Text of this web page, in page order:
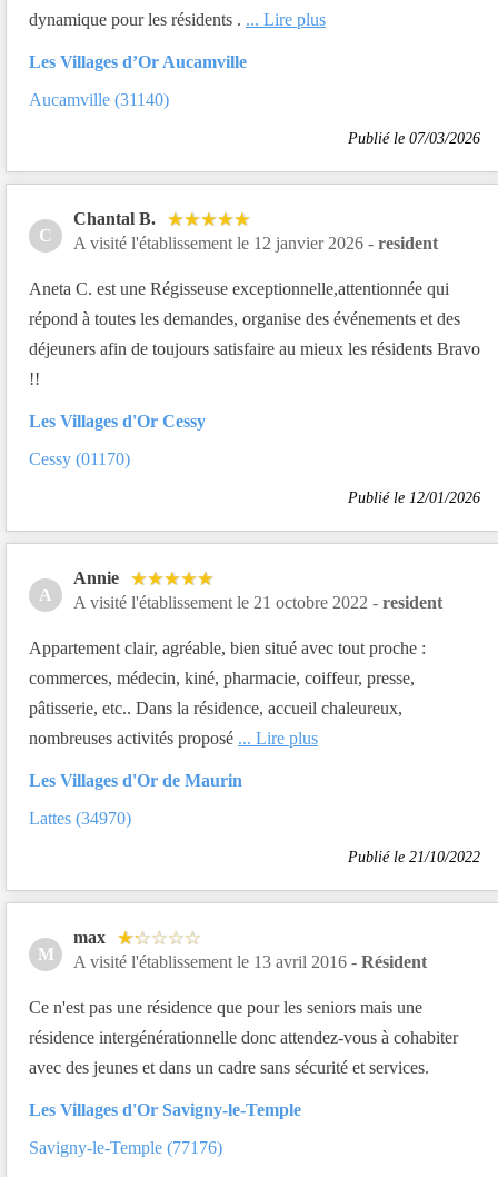
dynamique pour les résidents . ... Lire plus
Les Villages d’Or Aucamville
Aucamville (31140)
Publié le 07/03/2026
C
Chantal B.
A visité l'établissement le 12 janvier 2026 - resident
Aneta C. est une Régisseuse exceptionnelle,attentionnée qui
répond à toutes les demandes, organise des événements et des
déjeuners afin de toujours satisfaire au mieux les résidents Bravo
!!
Les Villages d'Or Cessy
Cessy (01170)
Publié le 12/01/2026
A
Annie
A visité l'établissement le 21 octobre 2022 - resident
Appartement clair, agréable, bien situé avec tout proche :
commerces, médecin, kiné, pharmacie, coiffeur, presse,
pâtisserie, etc.. Dans la résidence, accueil chaleureux,
nombreuses activités proposé ... Lire plus
Les Villages d'Or de Maurin
Lattes (34970)
Publié le 21/10/2022
M
max
A visité l'établissement le 13 avril 2016 - Résident
Ce n'est pas une résidence que pour les seniors mais une
résidence intergénérationnelle donc attendez-vous à cohabiter
avec des jeunes et dans un cadre sans sécurité et services.
Les Villages d'Or Savigny-le-Temple
Savigny-le-Temple (77176)